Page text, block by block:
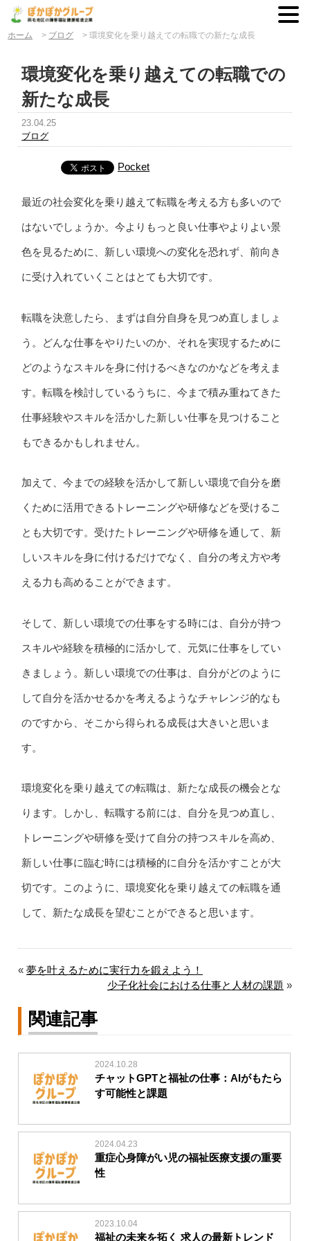
ホーム > ブログ >環境変化を乗り越えての転職での新たな成長
環境変化を乗り越えての転職での
新たな成長
23.04.25
ブログ
Pocket
最近の社会変化を乗り越えて転職を考える方も多いので
はないでしょうか。今よりもっと良い仕事やよりよい景
色を見るために、新しい環境への変化を恐れず、前向き
に受け入れていくことはとても大切です。
転職を決意したら、まずは自分自身を見つめ直しましょ
う。どんな仕事をやりたいのか、それを実現するために
どのようなスキルを身に付けるべきなのかなどを考えま
す。転職を検討しているうちに、今まで積み重ねてきた
仕事経験やスキルを活かした新しい仕事を見つけること
もできるかもしれません。
加えて、今までの経験を活かして新しい環境で自分を磨
くために活用できるトレーニングや研修などを受けるこ
とも大切です。受けたトレーニングや研修を通して、新
しいスキルを身に付けるだけでなく、自分の考え方や考
える力も高めることができます。
そして、新しい環境での仕事をする時には、自分が持つ
スキルや経験を積極的に活かして、元気に仕事をしてい
きましょう。新しい環境での仕事は、自分がどのように
して自分を活かせるかを考えるようなチャレンジ的なも
のですから、そこから得られる成長は大きいと思いま
す。
環境変化を乗り越えての転職は、新たな成長の機会とな
ります。しかし、転職する前には、自分を見つめ直し、
トレーニングや研修を受けて自分の持つスキルを高め、
新しい仕事に臨む時には積極的に自分を活かすことが大
切です。このように、環境変化を乗り越えての転職を通
して、新たな成長を望むことができると思います。
«夢を叶えるために実行力を鍛えよう！
少子化社会における仕事と人材の課題 »
関連記事
2024.10.28
チャットGPTと福祉の仕事：AIがもたら
す可能性と課題
2024.04.23
重症心身障がい児の福祉医療支援の重要
性
2023.10.04
福祉の未来を拓く 求人の最新トレンド